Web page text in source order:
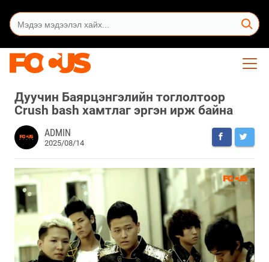
Дуучин Баярцэнгэлийн тоглолтоор
Crush bash хамтлаг эргэн ирж байна
ADMIN
2025/08/14